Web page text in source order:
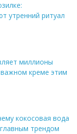
утренний ритуал
миллионы
креме этим
кокосовая вода
трендом